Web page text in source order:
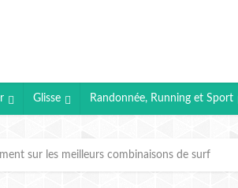
Glisse Randonnée, Running et Sport
sur les meilleurs combinaisons de surf